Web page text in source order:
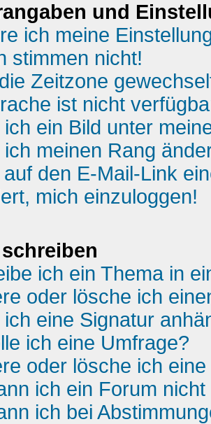
und
ich meine
stimmen nicht!
Zeitzone
ist nicht
ein Bild unter
meinen Rang
den E-Mail-Link
mich einzuloggen!
ich ein Thema in
oder lösche ich
eine Signatur
ich eine Umfrage?
oder lösche ich
ich ein Forum
ich bei